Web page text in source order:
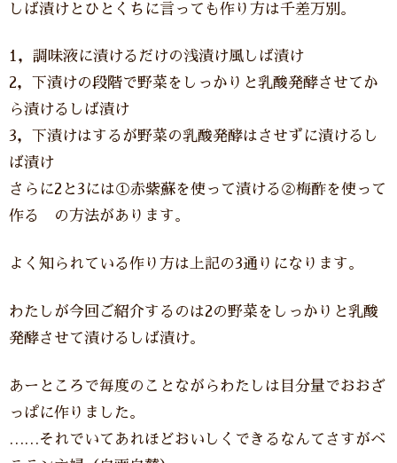
しば漬けとひとくちに言っても作り方は千差万別。
1，調味液に漬けるだけの浅漬け風しば漬け
2，下漬けの段階で野菜をしっかりと乳酸発酵させてか
ら漬けるしば漬け
3，下漬けはするが野菜の乳酸発酵はさせずに漬けるし
ば漬け
さらに2と3には①赤紫蘇を使って漬ける②梅酢を使って
作る の方法があります。
よく知られている作り方は上記の3通りになります。
わたしが今回ご紹介するのは2の野菜をしっかりと乳酸
発酵させて漬けるしば漬け。
あーところで毎度のことながらわたしは目分量でおおざ
っぱに作りました。
……それでいてあれほどおいしくできるなんてさすがベ